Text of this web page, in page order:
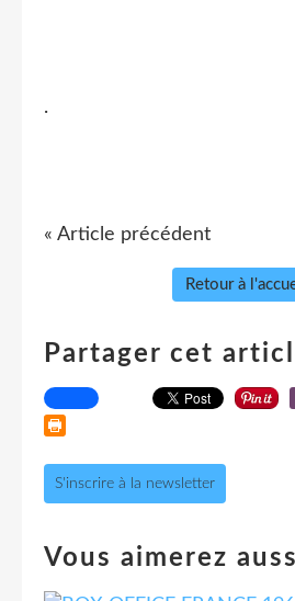
.
« Article précédent
Retour à
Partager cet
S'inscrire à la newsletter
Vous aimerez